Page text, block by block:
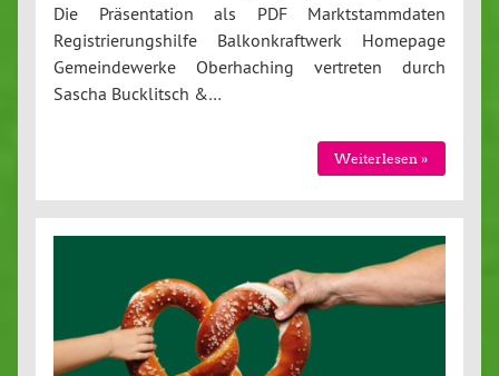
Die Präsentation als PDF Marktstammdaten
Registrierungshilfe Balkonkraftwerk Homepage
Gemeindewerke Oberhaching vertreten durch
Sascha Bucklitsch &…
Weiterlesen »